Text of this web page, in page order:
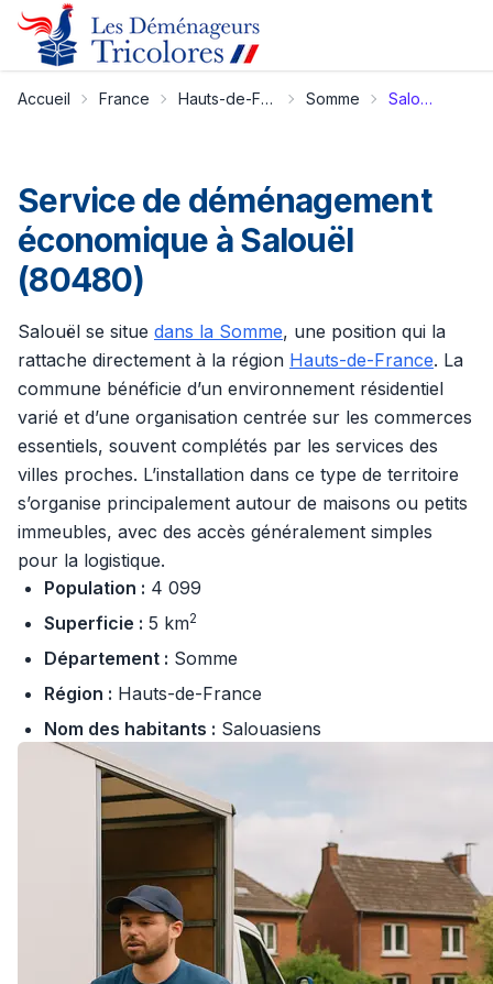
Accueil France Hauts-de-France Somme Salouël
Service de déménagement
économique à Salouël
(80480)
Salouël se situe dans la Somme, une position qui la
rattache directement à la région Hauts-de-France. La
commune bénéficie d’un environnement résidentiel
varié et d’une organisation centrée sur les commerces
essentiels, souvent complétés par les services des
villes proches. L’installation dans ce type de territoire
s’organise principalement autour de maisons ou petits
immeubles, avec des accès généralement simples
pour la logistique.
Population : 4 099
Superficie : 5 km2
Département : Somme
Région : Hauts-de-France
Nom des habitants : Salouasiens